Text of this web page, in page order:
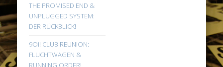
THE PROMISED END &
UNPLUGGED SYSTEM:
DER RÜCKBLICK!
9Oi! CLUB REUNION:
FLUCHTWAGEN &
RUNNING ORDER!